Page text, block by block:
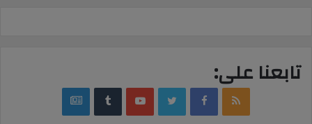
تابعنا على:
RSS
Facebook
Twitter
YouTube
‏Tumblr
google